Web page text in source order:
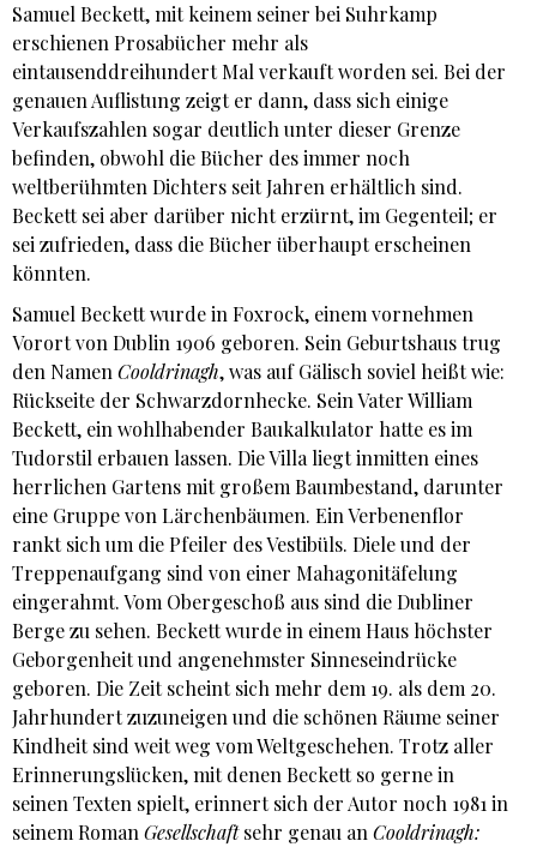
Samuel Beckett, mit keinem seiner bei Suhrkamp
erschienen Prosabücher mehr als
eintausenddreihundert Mal verkauft worden sei. Bei der
genauen Auflistung zeigt er dann, dass sich einige
Verkaufszahlen sogar deutlich unter dieser Grenze
befinden, obwohl die Bücher des immer noch
weltberühmten Dichters seit Jahren erhältlich sind.
Beckett sei aber darüber nicht erzürnt, im Gegenteil; er
sei zufrieden, dass die Bücher überhaupt erscheinen
könnten.
Samuel Beckett wurde in Foxrock, einem vornehmen
Vorort von Dublin 1906 geboren. Sein Geburtshaus trug
den NamenCooldrinagh, was auf Gälisch soviel heißt wie:
Rückseite der Schwarzdornhecke. Sein Vater William
Beckett, ein wohlhabender Baukalkulator hatte es im
Tudorstil erbauen lassen. Die Villa liegt inmitten eines
herrlichen Gartens mit großem Baumbestand, darunter
eine Gruppe von Lärchenbäumen. Ein Verbenenflor
rankt sich um die Pfeiler des Vestibüls. Diele und der
Treppenaufgang sind von einer Mahagonitäfelung
eingerahmt. Vom Obergeschoß aus sind die Dubliner
Berge zu sehen. Beckett wurde in einem Haus höchster
Geborgenheit und angenehmster Sinneseindrücke
geboren. Die Zeit scheint sich mehr dem 19. als dem 20.
Jahrhundert zuzuneigen und die schönen Räume seiner
Kindheit sind weit weg vom Weltgeschehen. Trotz aller
Erinnerungslücken, mit denen Beckett so gerne in
seinen Texten spielt, erinnert sich der Autor noch 1981 in
seinem RomanGesellschaftsehr genau anCooldrinagh: